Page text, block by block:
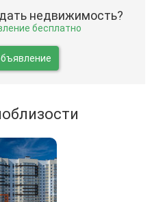
недвижимость?
бесплатно